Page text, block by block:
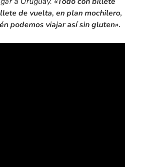
de vuelta, en plan mochilero,
podemos viajar así sin gluten».